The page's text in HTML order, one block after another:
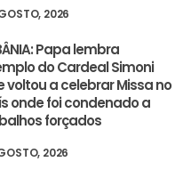
2026
Papa lembra
do Cardeal Simoni
voltou a celebrar Missa no
onde foi condenado a
forçados
2026